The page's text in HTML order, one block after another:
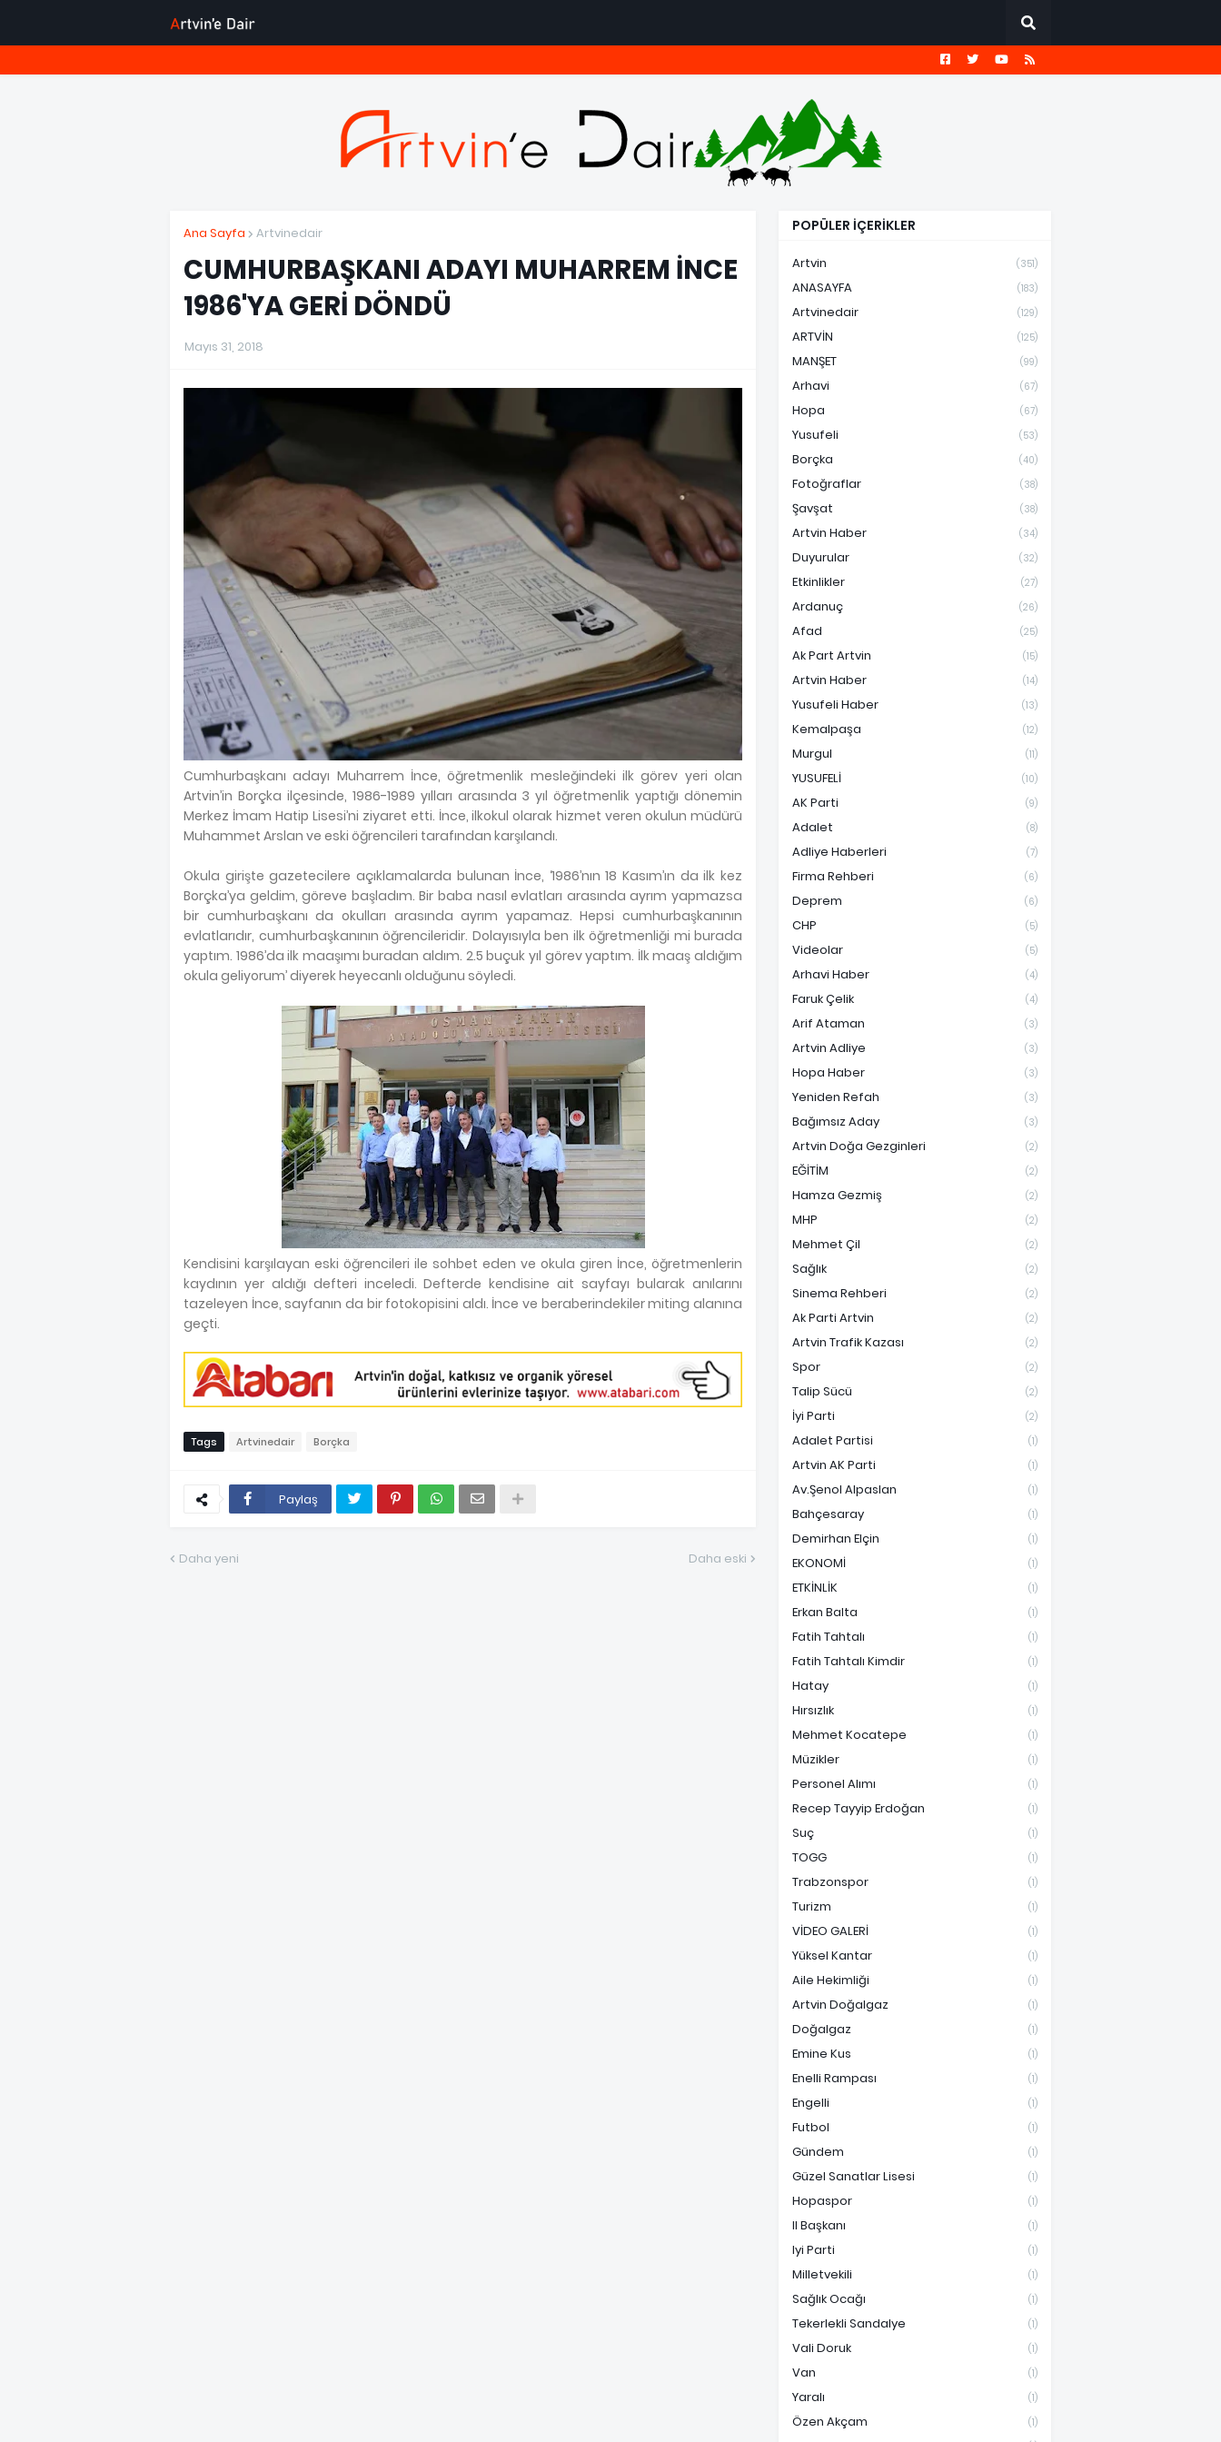
Ana Sayfa Artvinedair
CUMHURBAŞKANI ADAYI MUHARREM İNCE
1986'YA GERİ DÖNDÜ
Mayıs 31, 2018
Cumhurbaşkanı adayı Muharrem İnce, öğretmenlik mesleğindeki ilk görev yeri olan
Artvin’in Borçka ilçesinde, 1986-1989 yılları arasında 3 yıl öğretmenlik yaptığı dönemin
Merkez İmam Hatip Lisesi’ni ziyaret etti. İnce, ilkokul olarak hizmet veren okulun müdürü
Muhammet Arslan ve eski öğrencileri tarafından karşılandı.
Okula girişte gazetecilere açıklamalarda bulunan İnce, ‘1986’nın 18 Kasım’ın da ilk kez
Borçka’ya geldim, göreve başladım. Bir baba nasıl evlatları arasında ayrım yapmazsa
bir cumhurbaşkanı da okulları arasında ayrım yapamaz. Hepsi cumhurbaşkanının
evlatlarıdır, cumhurbaşkanının öğrencileridir. Dolayısıyla ben ilk öğretmenliği mi burada
yaptım. 1986’da ilk maaşımı buradan aldım. 2.5 buçuk yıl görev yaptım. İlk maaş aldığım
okula geliyorum’ diyerek heyecanlı olduğunu söyledi.
Kendisini karşılayan eski öğrencileri ile sohbet eden ve okula giren İnce, öğretmenlerin
kaydının yer aldığı defteri inceledi. Defterde kendisine ait sayfayı bularak anılarını
tazeleyen İnce, sayfanın da bir fotokopisini aldı. İnce ve beraberindekiler miting alanına
geçti.
Tags Artvinedair Borçka
Paylaş
Daha yeni Daha eski
POPÜLER İÇERİKLER
Artvin (351)
ANASAYFA (183)
Artvinedair (129)
ARTVİN (125)
MANŞET (99)
Arhavi (67)
Hopa (67)
Yusufeli (53)
Borçka (40)
Fotoğraflar (38)
Şavşat (38)
Artvin Haber (34)
Duyurular (32)
Etkinlikler (27)
Ardanuç (26)
Afad (25)
Ak Part Artvin (15)
Artvin Haber (14)
Yusufeli Haber (13)
Kemalpaşa (12)
Murgul (11)
YUSUFELİ (10)
AK Parti (9)
Adalet (8)
Adliye Haberleri (7)
Firma Rehberi (6)
Deprem (6)
CHP (5)
Videolar (5)
Arhavi Haber (4)
Faruk Çelik (4)
Arif Ataman (3)
Artvin Adliye (3)
Hopa Haber (3)
Yeniden Refah (3)
Bağımsız Aday (3)
Artvin Doğa Gezginleri (2)
EĞİTİM (2)
Hamza Gezmiş (2)
MHP (2)
Mehmet Çil (2)
Sağlık (2)
Sinema Rehberi (2)
Ak Parti Artvin (2)
Artvin Trafik Kazası (2)
Spor (2)
Talip Sücü (2)
İyi Parti (2)
Adalet Partisi (1)
Artvin AK Parti (1)
Av.Şenol Alpaslan (1)
Bahçesaray (1)
Demirhan Elçin (1)
EKONOMİ (1)
ETKİNLİK (1)
Erkan Balta (1)
Fatih Tahtalı (1)
Fatih Tahtalı Kimdir (1)
Hatay (1)
Hırsızlık (1)
Mehmet Kocatepe (1)
Müzikler (1)
Personel Alımı (1)
Recep Tayyip Erdoğan (1)
Suç (1)
TOGG (1)
Trabzonspor (1)
Turizm (1)
VİDEO GALERİ (1)
Yüksel Kantar (1)
Aile Hekimliği (1)
Artvin Doğalgaz (1)
Doğalgaz (1)
Emine Kus (1)
Enelli Rampası (1)
Engelli (1)
Futbol (1)
Gündem (1)
Güzel Sanatlar Lisesi (1)
Hopaspor (1)
Il Başkanı (1)
Iyi Parti (1)
Milletvekili (1)
Sağlık Ocağı (1)
Tekerlekli Sandalye (1)
Vali Doruk (1)
Van (1)
Yaralı (1)
Özen Akçam (1)